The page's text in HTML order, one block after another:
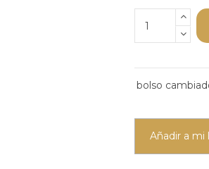
bolso
Añadir a mi